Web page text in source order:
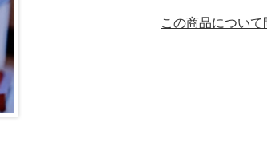
この商品につい